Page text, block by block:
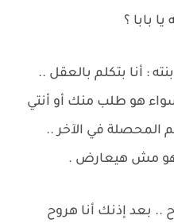
بابا ؟
: أنا بتكلم بالعقل ..
هو طلب منك أو أنتي
المحصلة في الآخر ..
هو مش هيعارض .
.. بعد إذنك أنا هروح